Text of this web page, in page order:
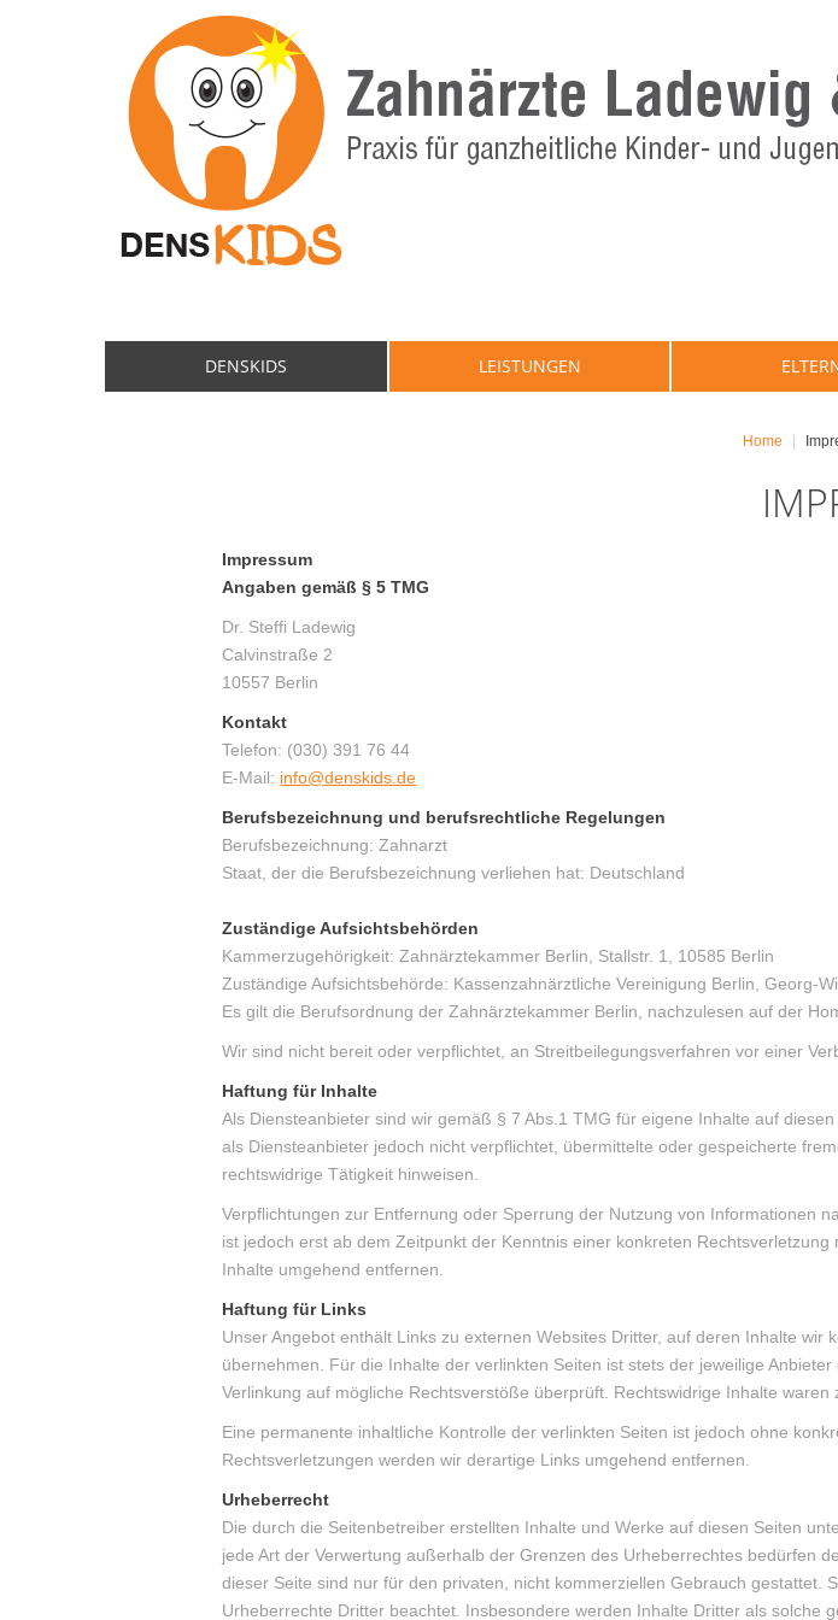
DENSKIDS
Impressum
Login
LEISTUNGEN
Home
Impressum
Angaben gemäß § 5 TMG
Dr. Steffi Ladewig
Calvinstraße 2
10557 Berlin
Kontakt
Telefon: (030) 391 76 44
E-Mail: info@denskids.de
Berufsbezeichnung und berufsrechtliche Regelungen
Berufsbezeichnung: Zahnarzt
Staat, der die Berufsbezeichnung verliehen hat: Deutschland
Zuständige Aufsichtsbehörden
Kammerzugehörigkeit: Zahnärztekammer Berlin, Stallstr. 1, 10585 Berlin
Zuständige Aufsichtsbehörde: Kassenzahnärztliche Vereinigung Berlin, Georg-
Es gilt die Berufsordnung der Zahnärztekammer Berlin, nachzulesen auf der
Wir sind nicht bereit oder verpflichtet, an Streitbeilegungsverfahren vor einer
Haftung für Inhalte
Als Diensteanbieter sind wir gemäß § 7 Abs.1 TMG für eigene Inhalte auf
als Diensteanbieter jedoch nicht verpflichtet, übermittelte oder gespeicherte
rechtswidrige Tätigkeit hinweisen.
Verpflichtungen zur Entfernung oder Sperrung der Nutzung von Informationen
ist jedoch erst ab dem Zeitpunkt der Kenntnis einer konkreten
Inhalte umgehend entfernen.
Haftung für Links
Unser Angebot enthält Links zu externen Websites Dritter, auf deren Inhalte
übernehmen. Für die Inhalte der verlinkten Seiten ist stets der jeweilige
Verlinkung auf mögliche Rechtsverstöße überprüft. Rechtswidrige Inhalte
Eine permanente inhaltliche Kontrolle der verlinkten Seiten ist jedoch ohne
Rechtsverletzungen werden wir derartige Links umgehend entfernen.
Urheberrecht
Die durch die Seitenbetreiber erstellten Inhalte und Werke auf diesen Seiten
jede Art der Verwertung außerhalb der Grenzen des Urheberrechtes bedürfen
dieser Seite sind nur für den privaten, nicht kommerziellen Gebrauch
Urheberrechte Dritter beachtet. Insbesondere werden Inhalte Dritter als